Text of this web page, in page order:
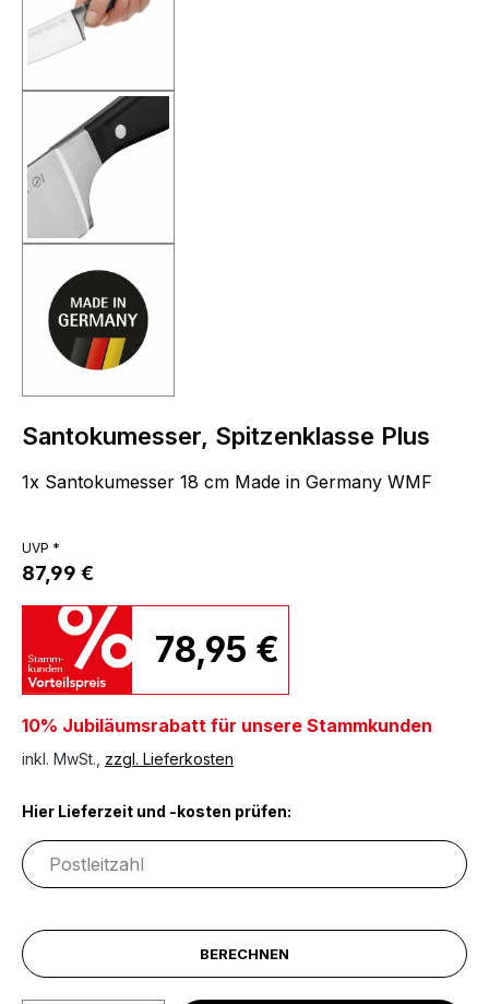
Santokumesser, Spitzenklasse Plus
1x Santokumesser 18 cm Made in Germany WMF
UVP *
87,99 €
78,95 €
10% Jubiläumsrabatt für unsere Stammkunden
inkl. MwSt., zzgl. Lieferkosten
Hier Lieferzeit und -kosten prüfen:
BERECHNEN